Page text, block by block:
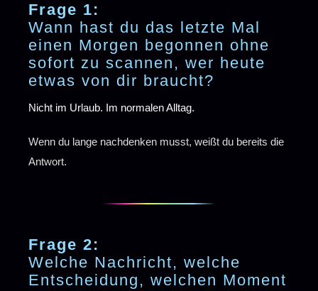
Frage 1:
Wann hast du das letzte Mal
einen Morgen begonnen ohne
sofort zu scannen, wer heute
etwas von dir braucht?
Nicht im Urlaub. Im normalen Alltag.
Wenn du lange nachdenken musst, weißt du bereits die
Antwort.
Frage 2:
Welche Nachricht, welche
Entscheidung, welchen Moment